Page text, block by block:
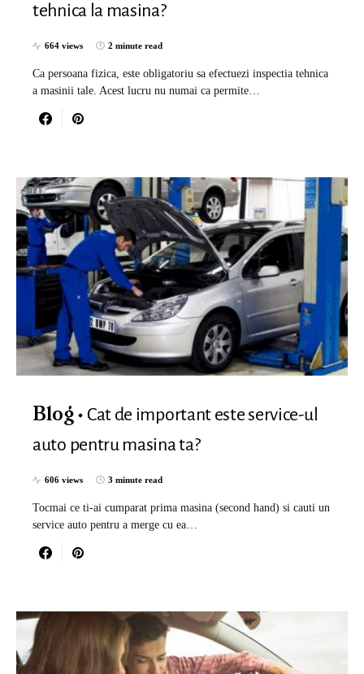
tehnica la masina?
664 views 2 minute read
Ca persoana fizica, este obligatoriu sa efectuezi inspectia tehnica
a masinii tale. Acest lucru nu numai ca permite…
Blog
Cat de important este service-ul
auto pentru masina ta?
606 views 3 minute read
Tocmai ce ti-ai cumparat prima masina (second hand) si cauti un
service auto pentru a merge cu ea…